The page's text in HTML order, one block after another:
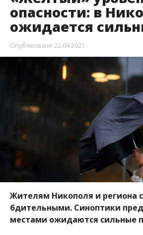
опасности: в
ожидается
Опубліковано 22.04.2021
Жителям Никополя и региона
бдительными. Синоптики
местами ожидаются сильные